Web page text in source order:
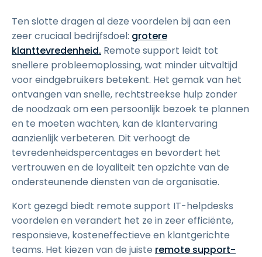
Ten slotte dragen al deze voordelen bij aan een
zeer cruciaal bedrijfsdoel: grotere
klanttevredenheid. Remote support leidt tot
snellere probleemoplossing, wat minder uitvaltijd
voor eindgebruikers betekent. Het gemak van het
ontvangen van snelle, rechtstreekse hulp zonder
de noodzaak om een persoonlijk bezoek te plannen
en te moeten wachten, kan de klantervaring
aanzienlijk verbeteren. Dit verhoogt de
tevredenheidspercentages en bevordert het
vertrouwen en de loyaliteit ten opzichte van de
ondersteunende diensten van de organisatie.
Kort gezegd biedt remote support IT-helpdesks
voordelen en verandert het ze in zeer efficiënte,
responsieve, kosteneffectieve en klantgerichte
teams. Het kiezen van de juiste remote support-